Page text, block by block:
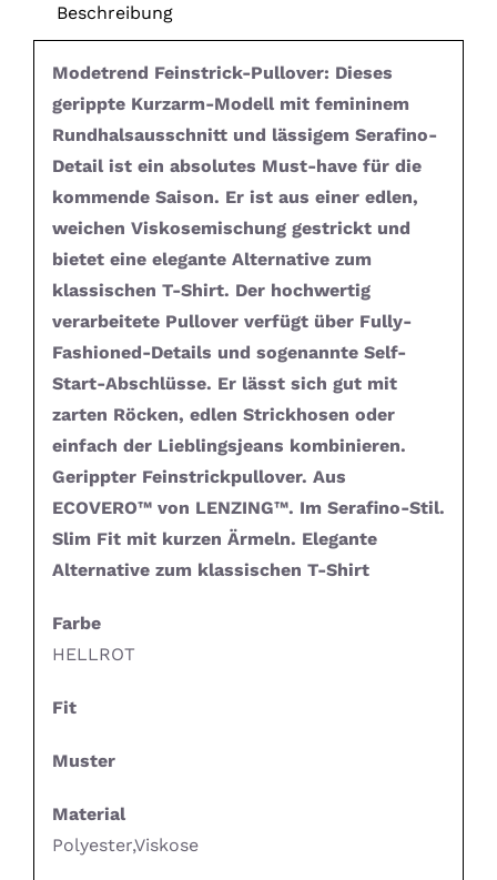
Beschreibung
Modetrend Feinstrick-Pullover: Dieses
gerippte Kurzarm-Modell mit femininem
Rundhalsausschnitt und lässigem Serafino-
Detail ist ein absolutes Must-have für die
kommende Saison. Er ist aus einer edlen,
weichen Viskosemischung gestrickt und
bietet eine elegante Alternative zum
klassischen T-Shirt. Der hochwertig
verarbeitete Pullover verfügt über Fully-
Fashioned-Details und sogenannte Self-
Start-Abschlüsse. Er lässt sich gut mit
zarten Röcken, edlen Strickhosen oder
einfach der Lieblingsjeans kombinieren.
Gerippter Feinstrickpullover. Aus
ECOVERO™ von LENZING™. Im Serafino-Stil.
Slim Fit mit kurzen Ärmeln. Elegante
Alternative zum klassischen T-Shirt
Farbe
HELLROT
Fit
Muster
Material
Polyester,Viskose